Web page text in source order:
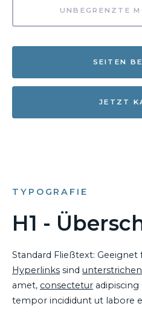
UNBEGRENZTE
SEITEN
JETZT
TYPOGRAFIE
H1 -
Standard Fließtext:
Hyperlinks sind unterstrichen
amet, consectetur adipiscing
tempor incididunt ut labore